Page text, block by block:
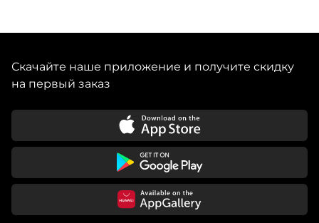
Скачайте наше приложение и получите скидку
на первый заказ